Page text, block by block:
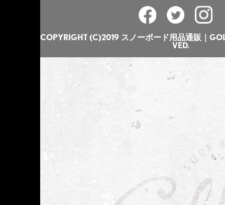
COPYRIGHT (C)2019 スノーボード用品通販｜
VED.